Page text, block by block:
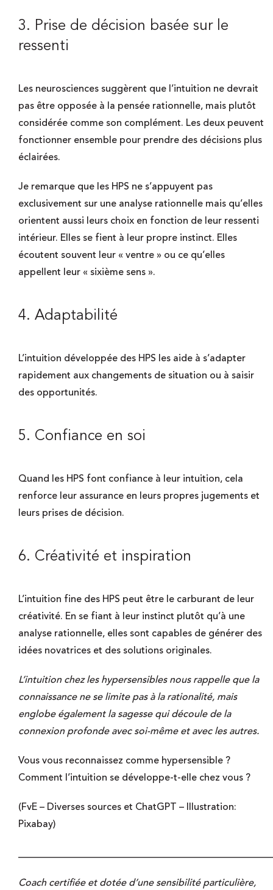
3. Prise de décision basée sur le
ressenti
Les neurosciences suggèrent que l’intuition ne devrait
pas être opposée à la pensée rationnelle, mais plutôt
considérée comme son complément. Les deux peuvent
fonctionner ensemble pour prendre des décisions plus
éclairées.
Je remarque que les HPS ne s’appuyent pas
exclusivement sur une analyse rationnelle mais qu’elles
orientent aussi leurs choix en fonction de leur ressenti
intérieur. Elles se fient à leur propre instinct. Elles
écoutent souvent leur « ventre » ou ce qu’elles
appellent leur « sixième sens ».
4. Adaptabilité
L’intuition développée des HPS les aide à s’adapter
rapidement aux changements de situation ou à saisir
des opportunités.
5. Confiance en soi
Quand les HPS font confiance à leur intuition, cela
renforce leur assurance en leurs propres jugements et
leurs prises de décision.
6. Créativité et inspiration
L’intuition fine des HPS peut être le carburant de leur
créativité. En se fiant à leur instinct plutôt qu’à une
analyse rationnelle, elles sont capables de générer des
idées novatrices et des solutions originales.
L’intuition chez les hypersensibles nous rappelle que la
connaissance ne se limite pas à la rationalité, mais
englobe également la sagesse qui découle de la
connexion profonde avec soi-même et avec les autres.
Vous vous reconnaissez comme hypersensible ?
Comment l’intuition se développe-t-elle chez vous ?
(FvE – Diverses sources et ChatGPT – Illustration:
Pixabay)
Coach certifiée et dotée d’une sensibilité particulière,